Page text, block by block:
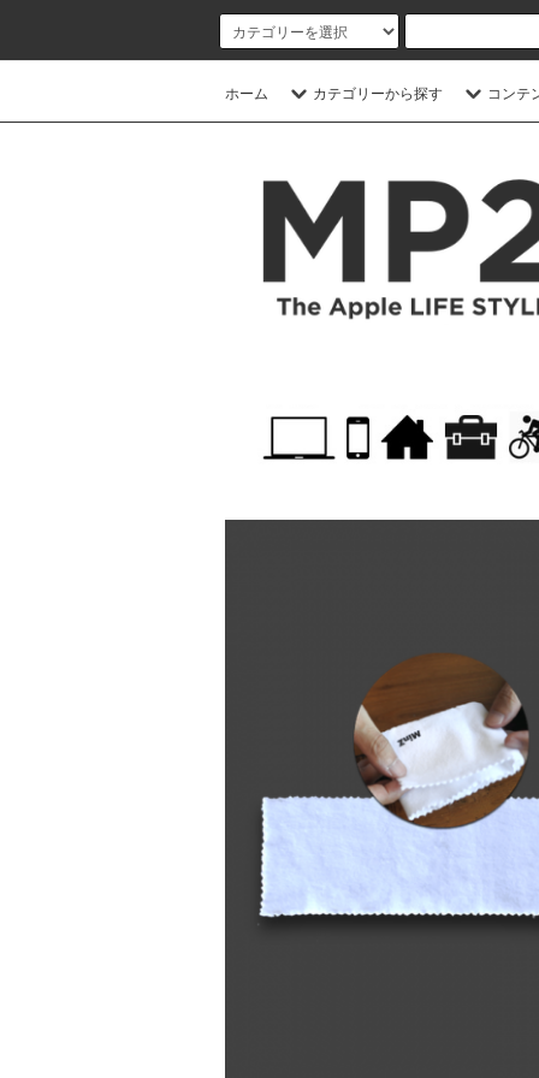
ホーム カテゴリーから探す コンテ